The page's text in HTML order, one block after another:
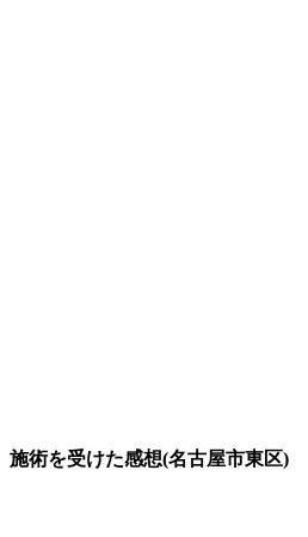
施術を受けた感想(名古屋市東区)